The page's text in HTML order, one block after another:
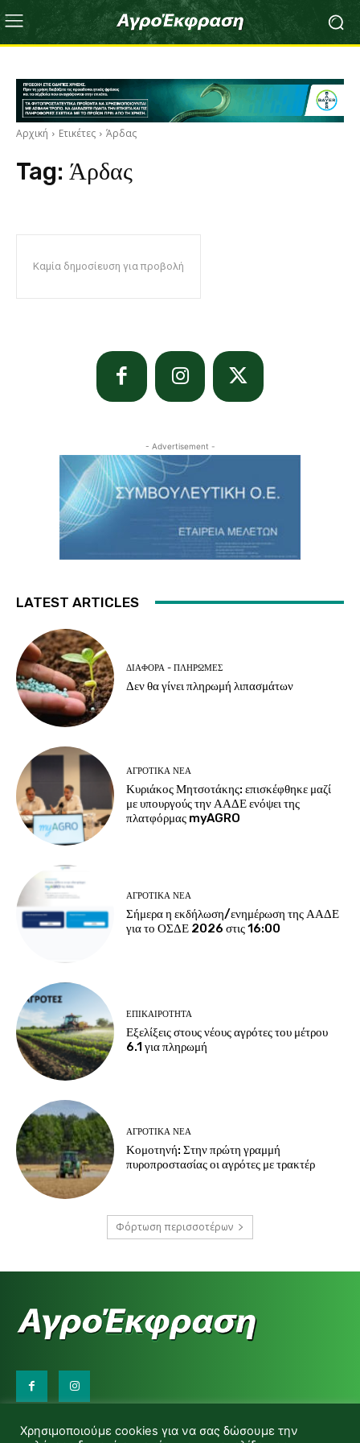
Αρχική Ετικέτες Άρδας
Tag: Άρδας
Καμία δημοσίευση για προβολή
- Advertisement -
LATEST ARTICLES
ΔΙΆΦΟΡΑ - ΠΛΗΡΩΜΈΣ
Δεν θα γίνει πληρωμή λιπασμάτων
ΑΓΡΟΤΙΚΆ ΝΈΑ
Κυριάκος Μητσοτάκης: επισκέφθηκε μαζί
με υπουργούς την ΑΑΔΕ ενόψει της
πλατφόρμας myAGRO
ΑΓΡΟΤΙΚΆ ΝΈΑ
Σήμερα η εκδήλωση/ενημέρωση της ΑΑΔΕ
για το ΟΣΔΕ 2026 στις 16:00
ΕΠΙΚΑΙΡΌΤΗΤΑ
Εξελίξεις στους νέους αγρότες του μέτρου
6.1 για πληρωμή
ΑΓΡΟΤΙΚΆ ΝΈΑ
Κομοτηνή: Στην πρώτη γραμμή
πυροπροστασίας οι αγρότες με τρακτέρ
Φόρτωση περισσοτέρων
d.makas@yahoo.gr
Χρησιμοποιούμε cookies για να σας δώσουμε την